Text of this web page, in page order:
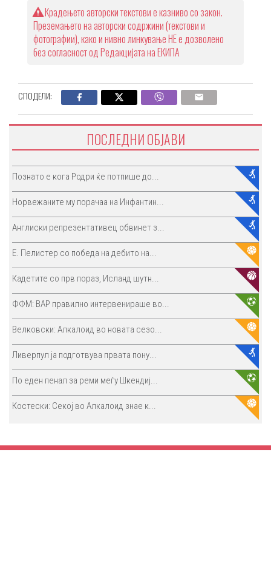
Крадењето авторски текстови е казниво со закон.
Преземањето на авторски содржини (текстови и
фотографии), како и нивно линкување НЕ е дозволено
без согласност од Редакцијата на ЕКИПА
СПОДЕЛИ:
ПОСЛЕДНИ ОБЈАВИ
Познато е кога Родри ќе потпише до...
Норвежаните му порачаа на Инфантин...
Англиски репрезентативец обвинет з...
E. Пелистер со победа на дебито на...
Кадетите со прв пораз, Исланд шутн...
ФФМ: ВАР правилно интервенираше во...
Велковски: Алкалоид во новата сезо...
Ливерпул ја подготвува првата пону...
По еден пенал за реми меѓу Шкендиј...
Костески: Секој во Алкалоид знае к...